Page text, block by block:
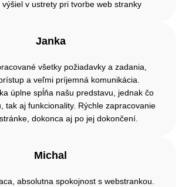
výšiel v ustrety pri tvorbe web stranky
Janka
všetky požiadavky a zadania,
a veľmi príjemná komunikácia.
úplne spĺňa našu predstavu, jednak čo
tak aj funkcionality. Rýchle zapracovanie
dokonca aj po jej dokončení.
Michal
absolutna spokojnost s webstrankou.